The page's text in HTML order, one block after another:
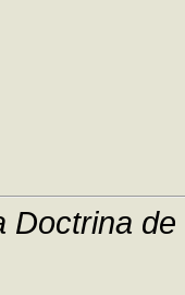
Doctrina de